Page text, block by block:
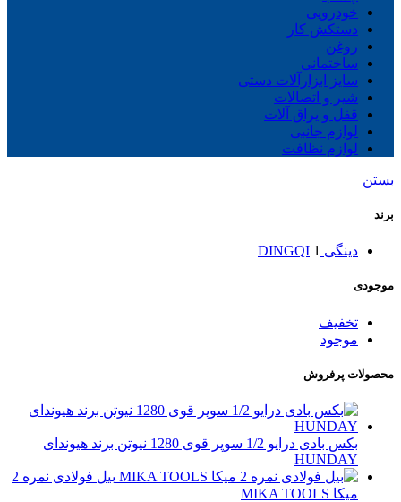
خودرویی
دستکش کار
روغن
ساختمانی
سایز ابزارآلات دستی
شیر و اتصالات
قفل و یراق آلات
لوازم جانبی
لوازم نظافت
بستن
برند
دینگی DINGQI 1
موجودی
تخفیف
موجود
محصولات پرفروش
بکس بادی درایو 1/2 سوپر قوی 1280 نیوتن برند هیوندای
HUNDAY
بیل فولادی نمره 2
میکا MIKA TOOLS